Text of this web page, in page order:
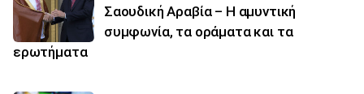
Σαουδική Αραβία – Η αμυντική
συμφωνία, τα οράματα και τα
ερωτήματα